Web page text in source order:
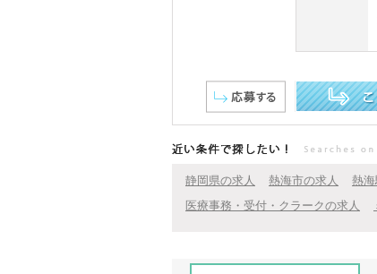
静岡県の求人 熱海市の求人 熱海
医療事務・受付・クラークの求人